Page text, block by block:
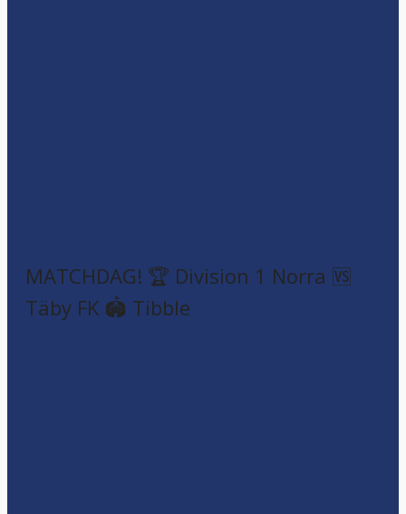
MATCHDAG! 🏆 Division 1 Norra 🆚
Täby FK 🏟️ Tibble